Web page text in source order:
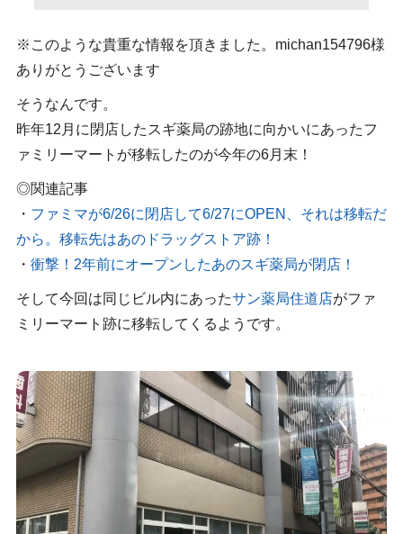
※このような貴重な情報を頂きました。michan154796様
ありがとうございます
そうなんです。
昨年12月に閉店したスギ薬局の跡地に向かいにあったフ
ァミリーマートが移転したのが今年の6月末！
◎関連記事
・ ファミマが6/26に閉店して6/27にOPEN、それは移転だ
から。移転先はあのドラッグストア跡！
・ 衝撃！2年前にオープンしたあのスギ薬局が閉店！
そして今回は同じビル内にあったサン薬局住道店がファ
ミリーマート跡に移転してくるようです。